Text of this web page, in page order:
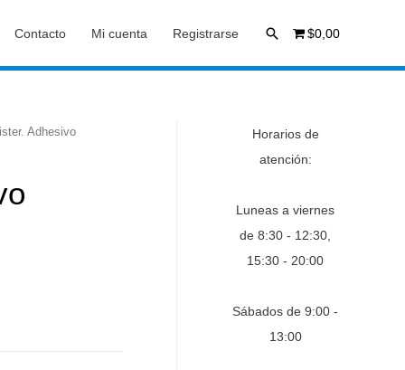
Contacto Mi cuenta Registrarse Buscar$0,00
Adhesivo
Horarios de
atención:
Luneas a viernes
de 8:30 - 12:30,
15:30 - 20:00
Sábados de 9:00 -
13:00